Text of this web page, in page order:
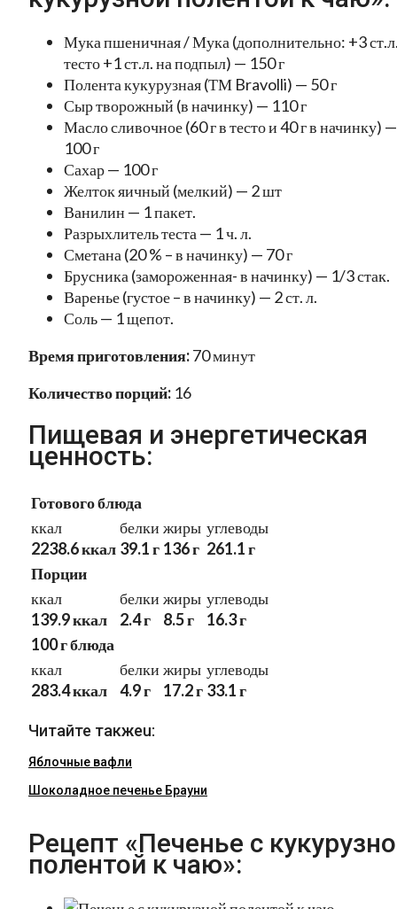
Мука пшеничная / Мука (дополнительно: +3
тесто +1 ст.л. на подпыл) — 150 г
Полента кукурузная (ТМ Bravolli) — 50 г
Сыр творожный (в начинку) — 110 г
Масло сливочное (60 г в тесто и 40 г в начинку) —
100 г
Сахар — 100 г
Желток яичный (мелкий) — 2 шт
Ванилин — 1 пакет.
Разрыхлитель теста — 1 ч. л.
Сметана (20 % – в начинку) — 70 г
Брусника (замороженная- в начинку) — 1/3 стак.
Варенье (густое – в начинку) — 2 ст. л.
Соль — 1 щепот.
Время приготовления:70 минут
Количество порций: 16
Пищевая и энергетическая
ценность:
Готового блюда
ккал
2238.6 ккал
белки
39.1 г
жиры
136 г
углеводы
261.1 г
Порции
ккал
139.9 ккал
белки
2.4 г
жиры
8.5 г
углеводы
16.3 г
100 г блюда
ккал
283.4 ккал
белки
4.9 г
жиры
17.2 г
углеводы
33.1 г
Читайте такжеu:
Яблочные вафли
Шоколадное печенье Брауни
Рецепт «Печенье с
полентой к чаю»: